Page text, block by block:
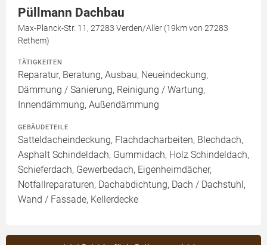
Püllmann Dachbau
Max-Planck-Str. 11, 27283 Verden/Aller (19km von 27283
Rethem)
TÄTIGKEITEN
Reparatur, Beratung, Ausbau, Neueindeckung,
Dämmung / Sanierung, Reinigung / Wartung,
Innendämmung, Außendämmung
GEBÄUDETEILE
Satteldacheindeckung, Flachdacharbeiten, Blechdach,
Asphalt Schindeldach, Gummidach, Holz Schindeldach,
Schieferdach, Gewerbedach, Eigenheimdächer,
Notfallreparaturen, Dachabdichtung, Dach / Dachstuhl,
Wand / Fassade, Kellerdecke